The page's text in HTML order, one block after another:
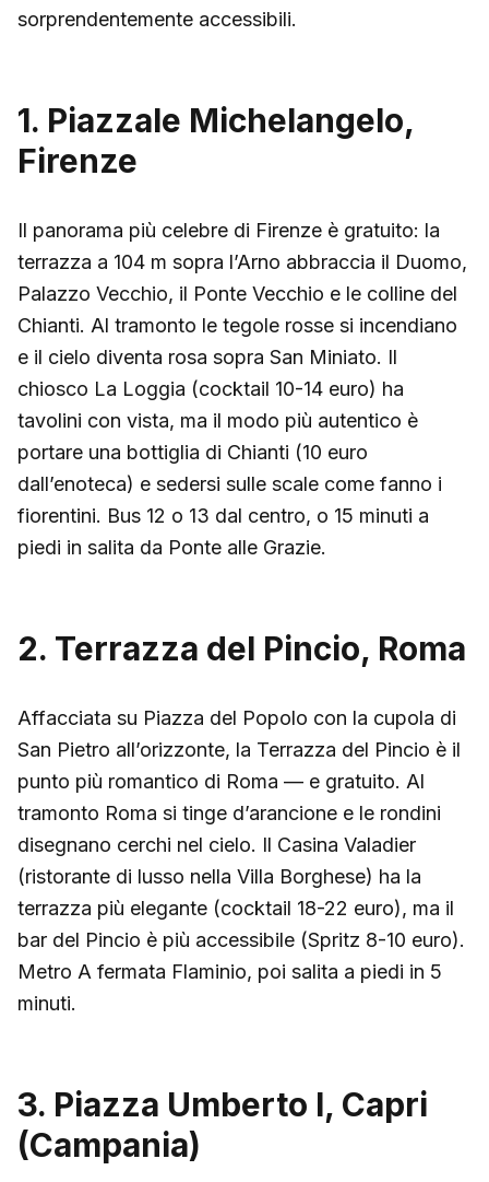
sorprendentemente accessibili.
1. Piazzale Michelangelo,
Firenze
Il panorama più celebre di Firenze è gratuito: la
terrazza a 104 m sopra l’Arno abbraccia il Duomo,
Palazzo Vecchio, il Ponte Vecchio e le colline del
Chianti. Al tramonto le tegole rosse si incendiano
e il cielo diventa rosa sopra San Miniato. Il
chiosco La Loggia (cocktail 10-14 euro) ha
tavolini con vista, ma il modo più autentico è
portare una bottiglia di Chianti (10 euro
dall’enoteca) e sedersi sulle scale come fanno i
fiorentini. Bus 12 o 13 dal centro, o 15 minuti a
piedi in salita da Ponte alle Grazie.
2. Terrazza del Pincio, Roma
Affacciata su Piazza del Popolo con la cupola di
San Pietro all’orizzonte, la Terrazza del Pincio è il
punto più romantico di Roma — e gratuito. Al
tramonto Roma si tinge d’arancione e le rondini
disegnano cerchi nel cielo. Il Casina Valadier
(ristorante di lusso nella Villa Borghese) ha la
terrazza più elegante (cocktail 18-22 euro), ma il
bar del Pincio è più accessibile (Spritz 8-10 euro).
Metro A fermata Flaminio, poi salita a piedi in 5
minuti.
3. Piazza Umberto I, Capri
(Campania)